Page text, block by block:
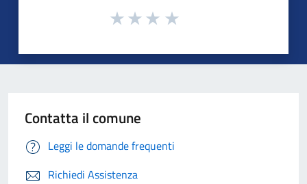
Contatta il comune
Leggi le domande frequenti
Richiedi Assistenza